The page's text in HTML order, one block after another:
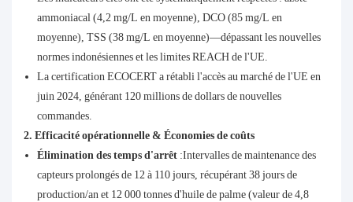
ammoniacal (4,2 mg/L en moyenne), DCO (85 mg/L en
moyenne), TSS (38 mg/L en moyenne)—dépassant les nouvelles
normes indonésiennes et les limites REACH de l'UE.
La certification ECOCERT a rétabli l'accès au marché de l'UE en
juin 2024, générant 120 millions de dollars de nouvelles
commandes.
2. Efficacité opérationnelle & Économies de coûts
Élimination des temps d'arrêt :Intervalles de maintenance des
capteurs prolongés de 12 à 110 jours, récupérant 38 jours de
production/an et 12 000 tonnes d'huile de palme (valeur de 4,8